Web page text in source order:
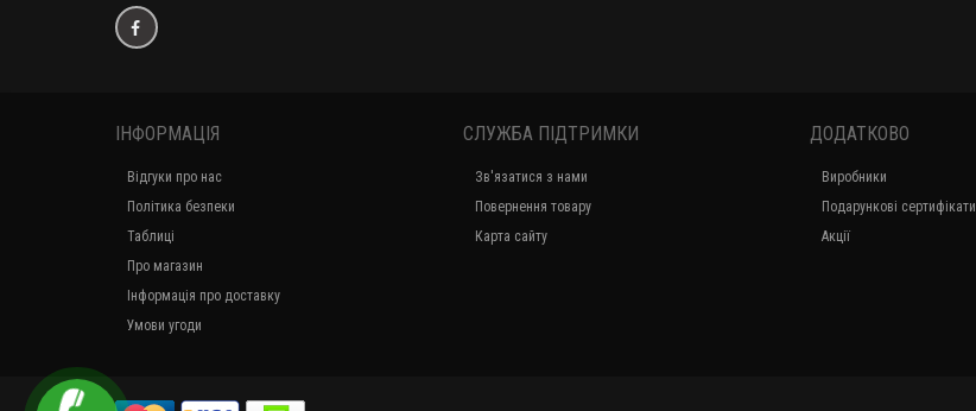
ІНФОРМАЦІЯ
Відгуки про нас
Політика безпеки
Таблиці
Про магазин
Інформація про доставку
Умови угоди
СЛУЖБА ПІДТРИМКИ
Зв'язатися з нами
Повернення товару
Карта сайту
ДОДАТКОВО
Виробники
Подарункові сертифікати
Акції